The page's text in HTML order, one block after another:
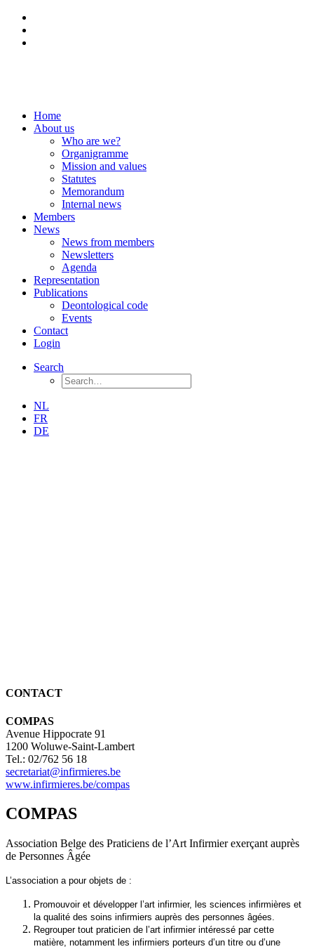
Home
About us
Who are we?
Organigramme
Mission and values
Statutes
Memorandum
Internal news
Members
News
News from members
Newsletters
Agenda
Representation
Publications
Deontological code
Events
Contact
Login
Search
NL
FR
DE
CONTACT
COMPAS
Avenue Hippocrate 91
1200 Woluwe-Saint-Lambert
Tel.: 02/762 56 18
secretariat@infirmieres.be
www.infirmieres.be/compas
COMPAS
Association Belge des Praticiens de l’Art Infirmier exerçant auprès
de Personnes Âgée
L’association a pour objets de :
Promouvoir et développer l’art infirmier, les sciences infirmières et
la qualité des soins infirmiers auprès des personnes âgées.
Regrouper tout praticien de l’art infirmier intéressé par cette
matière, notamment les infirmiers porteurs d’un titre ou d’une